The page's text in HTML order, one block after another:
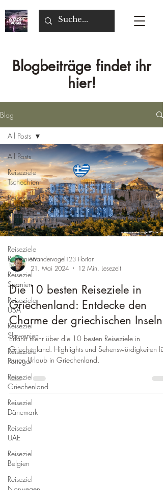
Blogbeiträge findet ihr
hier!
Blog
All Posts
Reiseziele
Tschechien
Reiseziel
Malta
Reiseziele
Hessen
Reiseziele
Rumänien
Reiseziel
Spanien
Reiseziele
USA
Reiseziel
Slowenien
Reiseziele
Portugal
Reiseziel
Griechenland
Reiseziel
Dänemark
Reiseziel
UAE
Reiseziel
Belgien
Reiseziel
All Posts
Wandervogel123 Florian
21. Mai 2024
12 Min. Lesezeit
Die 10 besten Reiseziele in
Griechenland: Entdecke den
Charme der griechischen Inseln
Erfahrt mehr über die 10 besten Reiseziele in
Griechenland. Highlights und Sehenswürdigkeiten für
euren Urlaub in Griechenland.